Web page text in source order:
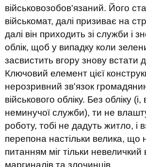
військовозобов'язаний. Його
військомат, далі призиває на
далі він приходить зі служби і
облік, щоб у випадку коли
засвистить вгору знову встати
Ключовий елемент цієї
нерозривний зв'язок
військового обліку. Без обліку (і,
неминучої служби), ти не
роботу, тобі не дадуть житло, і
перепона настільки велика, що
питанням міг тільки невеличкий
маргиналів та злочинців.